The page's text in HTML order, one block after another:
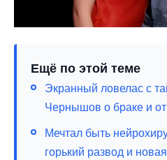
Ещё по этой теме
Экранный ловелас с
Чернышов о браке и
Мечтал быть
горький развод и